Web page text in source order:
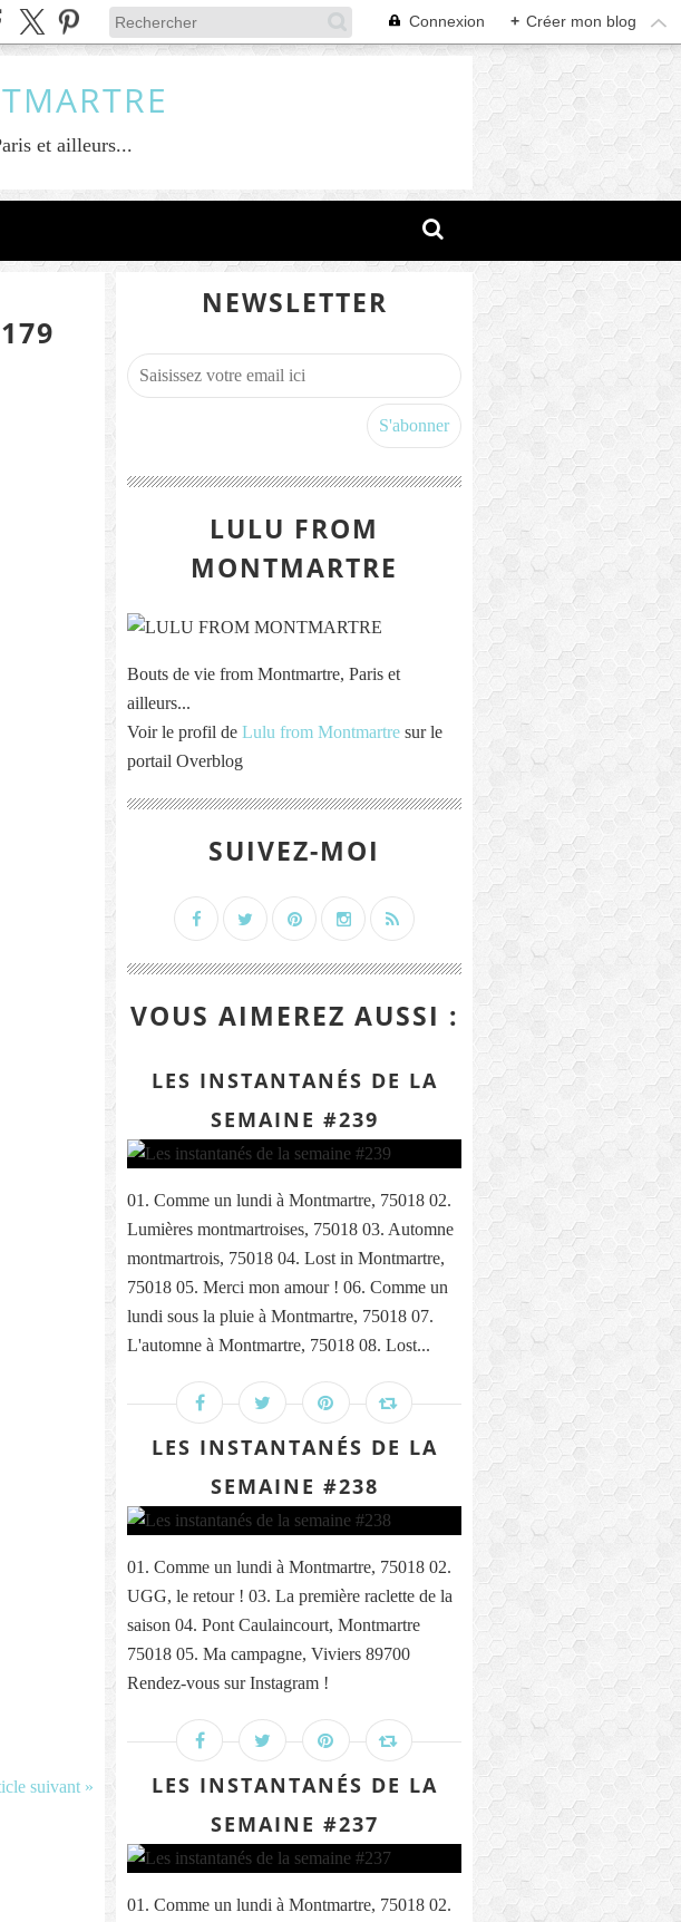
Connexion + Créer mon blog
et ailleurs...
suivant »
NEWSLETTER
LULU FROM
MONTMARTRE
Bouts de vie from Montmartre, Paris et
ailleurs...
Voir le profil de Lulu from Montmartre sur le
portail Overblog
SUIVEZ-MOI
VOUS AIMEREZ AUSSI :
LES INSTANTANÉS DE LA
SEMAINE #239
01. Comme un lundi à Montmartre, 75018 02.
Lumières montmartroises, 75018 03. Automne
montmartrois, 75018 04. Lost in Montmartre,
75018 05. Merci mon amour ! 06. Comme un
lundi sous la pluie à Montmartre, 75018 07.
L'automne à Montmartre, 75018 08. Lost...
LES INSTANTANÉS DE LA
SEMAINE #238
01. Comme un lundi à Montmartre, 75018 02.
UGG, le retour ! 03. La première raclette de la
saison 04. Pont Caulaincourt, Montmartre
75018 05. Ma campagne, Viviers 89700
Rendez-vous sur Instagram !
LES INSTANTANÉS DE LA
SEMAINE #237
01. Comme un lundi à Montmartre, 75018 02.